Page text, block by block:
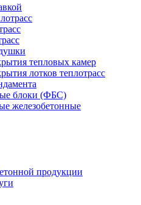
тепловых камер
лотков теплотрасс
блоки (ФБС)
железобетонные
продукции